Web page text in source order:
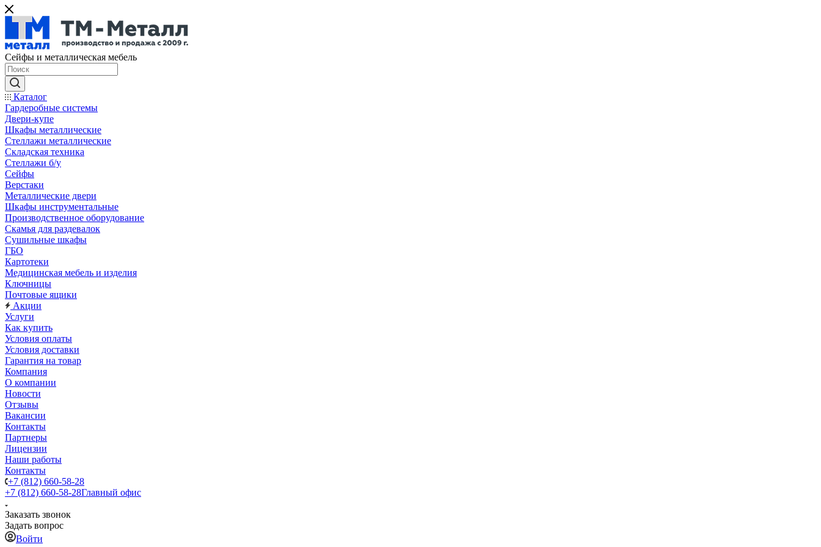
Сейфы и металлическая мебель
Каталог
Гардеробные системы
Двери-купе
Шкафы металлические
Стеллажи металлические
Складская техника
Стеллажи б/у
Сейфы
Верстаки
Металлические двери
Шкафы инструментальные
Производственное оборудование
Скамья для раздевалок
Сушильные шкафы
ГБО
Картотеки
Медицинская мебель и изделия
Ключницы
Почтовые ящики
Акции
Услуги
Как купить
Условия оплаты
Условия доставки
Гарантия на товар
Компания
О компании
Новости
Отзывы
Вакансии
Контакты
Партнеры
Лицензии
Наши работы
Контакты
+7 (812) 660-58-28
+7 (812) 660-58-28Главный офис
Заказать звонок
Задать вопрос
Войти